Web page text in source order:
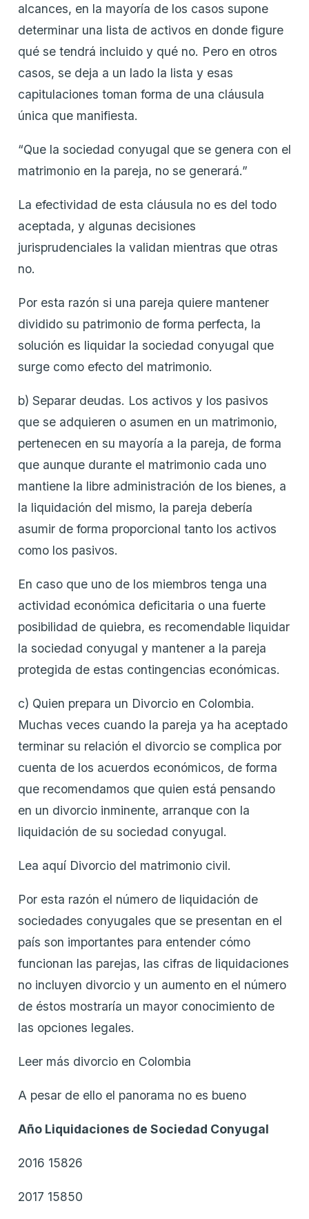
alcances, en la mayoría de los casos supone
determinar una lista de activos en donde figure
qué se tendrá incluido y qué no. Pero en otros
casos, se deja a un lado la lista y esas
capitulaciones toman forma de una cláusula
única que manifiesta.
“Que la sociedad conyugal que se genera con el
matrimonio en la pareja, no se generará.”
La efectividad de esta cláusula no es del todo
aceptada, y algunas decisiones
jurisprudenciales la validan mientras que otras
no.
Por esta razón si una pareja quiere mantener
dividido su patrimonio de forma perfecta, la
solución es liquidar la sociedad conyugal que
surge como efecto del matrimonio.
b) Separar deudas. Los activos y los pasivos
que se adquieren o asumen en un matrimonio,
pertenecen en su mayoría a la pareja, de forma
que aunque durante el matrimonio cada uno
mantiene la libre administración de los bienes, a
la liquidación del mismo, la pareja debería
asumir de forma proporcional tanto los activos
como los pasivos.
En caso que uno de los miembros tenga una
actividad económica deficitaria o una fuerte
posibilidad de quiebra, es recomendable liquidar
la sociedad conyugal y mantener a la pareja
protegida de estas contingencias económicas.
c) Quien prepara un Divorcio en Colombia.
Muchas veces cuando la pareja ya ha aceptado
terminar su relación el divorcio se complica por
cuenta de los acuerdos económicos, de forma
que recomendamos que quien está pensando
en un divorcio inminente, arranque con la
liquidación de su sociedad conyugal.
Lea aquí Divorcio del matrimonio civil.
Por esta razón el número de liquidación de
sociedades conyugales que se presentan en el
país son importantes para entender cómo
funcionan las parejas, las cifras de liquidaciones
no incluyen divorcio y un aumento en el número
de éstos mostraría un mayor conocimiento de
las opciones legales.
Leer más divorcio en Colombia
A pesar de ello el panorama no es bueno
Año Liquidaciones de Sociedad Conyugal
2016 15826
2017 15850